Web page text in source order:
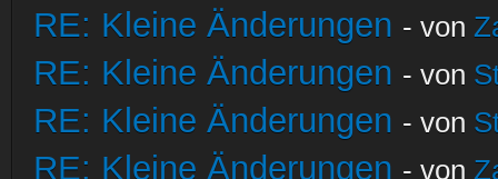
RE: Kleine Änderungen - von
RE: Kleine Änderungen - von
RE: Kleine Änderungen - von
RE: Kleine Änderungen - von